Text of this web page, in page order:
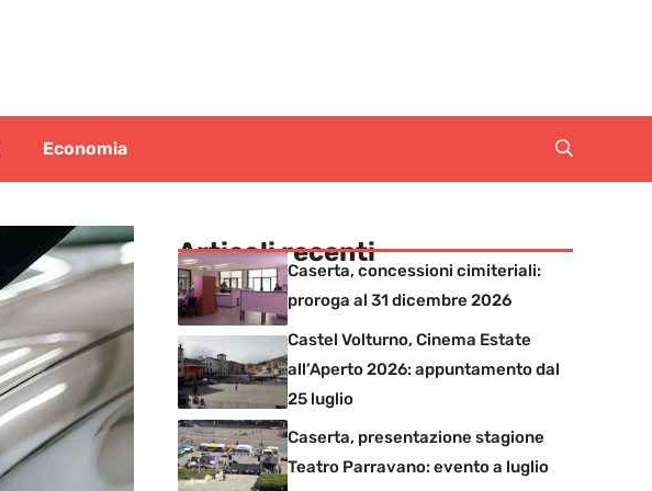
Economia
Articoli recenti
Caserta, concessioni cimiteriali:
proroga al 31 dicembre 2026
Castel Volturno, Cinema Estate
all’Aperto 2026: appuntamento dal
25 luglio
Caserta, presentazione stagione
Teatro Parravano: evento a luglio